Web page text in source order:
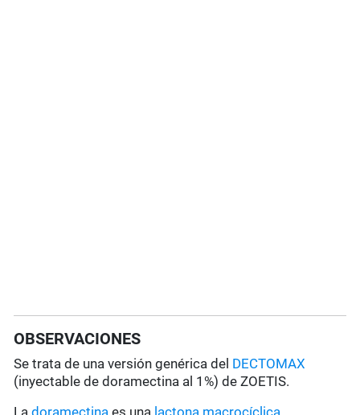
OBSERVACIONES
Se trata de una versión genérica del DECTOMAX
(inyectable de doramectina al 1%) de ZOETIS.